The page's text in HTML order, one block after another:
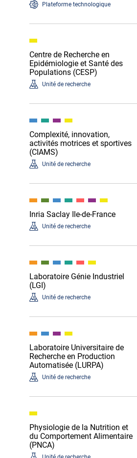
Plateforme technologique
Centre de Recherche en
Epidémiologie et Santé des
Populations (CESP)
Unité de recherche
Complexité, innovation,
activités motrices et sportives
(CIAMS)
Unité de recherche
Inria Saclay Ile-de-France
Unité de recherche
Laboratoire Génie Industriel
(LGI)
Unité de recherche
Laboratoire Universitaire de
Recherche en Production
Automatisée (LURPA)
Unité de recherche
Physiologie de la Nutrition et
du Comportement Alimentaire
(PNCA)